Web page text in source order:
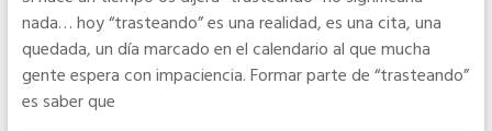
nada… hoy “trasteando” es una realidad, es una cita, una
quedada, un día marcado en el calendario al que mucha
gente espera con impaciencia. Formar parte de “trasteando”
es saber que